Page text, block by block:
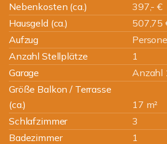
Nebenkosten (ca.)
397,- €
Hausgeld (ca.)
507,75
Aufzug
Anzahl Stellplätze
1
Garage
Anzahl
Größe Balkon / Terrasse
(ca.)
17 m²
Schlafzimmer
3
Badezimmer
1